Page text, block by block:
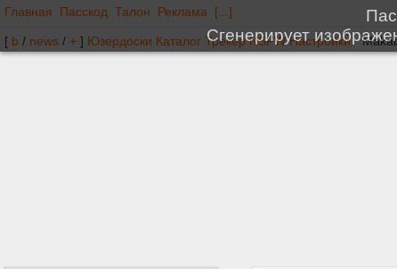
Главная Пасскод Талон Реклама [...]
[ b / news / + ] Юзердоски Каталог Трекер NSFW Настройки